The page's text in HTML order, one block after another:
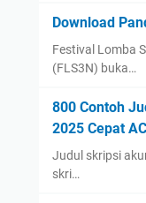
Download
Festival Lomba
(FLS3N) buka…
800 Contoh
2025 Cepat
Judul skripsi
skri…